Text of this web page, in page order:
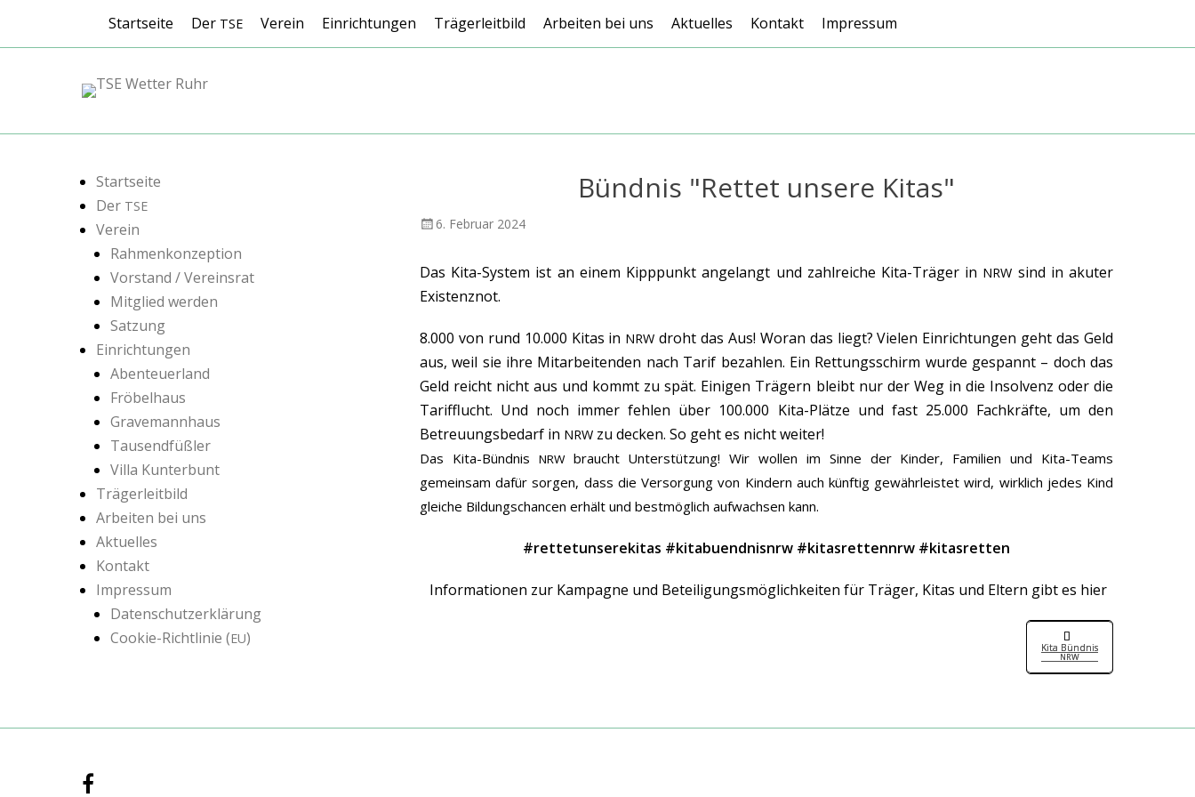
Header-Menü
Weiter
Startseite Der TSE Verein Einrichtungen Trägerleitbild Arbeiten bei uns Aktuelles Kontakt Impressum
TSE Wetter Ruhr
Inhalt
Bündnis "Rettet unsere Kitas"
Veröffentlicht
6. Februar 2024
Das Kita-System ist an einem Kipppunkt angelangt und zahlreiche Kita-Träger in NRW sind in akuter
Existenznot.
8.000 von rund 10.000 Kitas in NRW droht das Aus! Woran das liegt? Vielen Einrichtungen geht das Geld
aus, weil sie ihre Mitarbeitenden nach Tarif bezahlen. Ein Rettungsschirm wurde gespannt – doch das
Geld reicht nicht aus und kommt zu spät. Einigen Trägern bleibt nur der Weg in die Insolvenz oder die
Tarifflucht. Und noch immer fehlen über 100.000 Kita-Plätze und fast 25.000 Fachkräfte, um den
Betreuungsbedarf in NRW zu decken. So geht es nicht weiter!
Das Kita-Bündnis NRWbraucht Unterstützung! Wir wollen im Sinne der Kinder, Familien und Kita-Teams
gemeinsam dafür sorgen, dass die Versorgung von Kindern auch künftig gewährleistet wird, wirklich jedes Kind
gleiche Bildungschancen erhält und bestmöglich aufwachsen kann.
#rettetunserekitas #kitabuendnisnrw #kitasrettennrw #kitasretten
Informationen zur Kampagne und Beteiligungsmöglichkeiten für Träger, Kitas und Eltern gibt es hier
Kita Bündnis
NRW
Startseite
Der TSE
Verein
Rahmenkonzeption
Vorstand / Vereinsrat
Mitglied werden
Satzung
Einrichtungen
Abenteuerland
Fröbelhaus
Gravemannhaus
Tausendfüßler
Villa Kunterbunt
Trägerleitbild
Arbeiten bei uns
Aktuelles
Kontakt
Impressum
Datenschutzerklärung
Cookie-Richtlinie (EU)